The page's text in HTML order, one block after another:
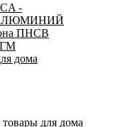
-
ПНСВ
дома
для дома